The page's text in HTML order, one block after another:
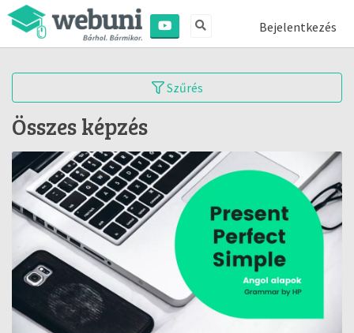
Bejelentkezés
Szűrés
Összes képzés